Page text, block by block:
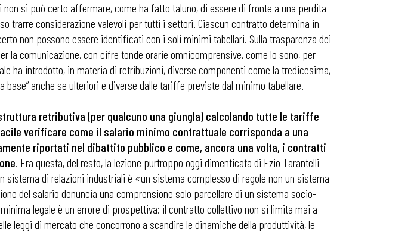
si può certo affermare, come ha fatto taluno, di essere di fronte a una perdita
trarre considerazione valevoli per tutti i settori. Ciascun contratto determina in
non possono essere identificati con i soli minimi tabellari. Sulla trasparenza dei
comunicazione, con cifre tonde orarie omnicomprensive, come lo sono, per
ha introdotto, in materia di retribuzioni, diverse componenti come la tredicesima,
anche se ulteriori e diverse dalle tariffe previste dal minimo tabellare.
retributiva (per qualcuno una giungla) calcolando tutte le tariffe
verificare come il salario minimo contrattuale corrisponda a una
riportati nel dibattito pubblico e come, ancora una volta, i contratti
. Era questa, del resto, la lezione purtroppo oggi dimenticata di Ezio Tarantelli
sistema di relazioni industriali è «un sistema complesso di regole non un sistema
del salario denuncia una comprensione solo parcellare di un sistema socio-
legale è un errore di prospettiva: il contratto collettivo non si limita mai a
leggi di mercato che concorrono a scandire le dinamiche della produttività, le